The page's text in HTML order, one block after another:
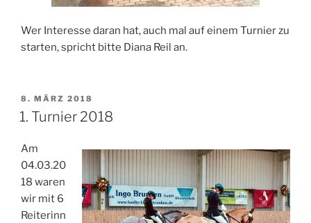
Wer Interesse daran hat, auch mal auf einem Turnier zu
starten, spricht bitte Diana Reil an.
VERÖFFENTLICHT
AM
8. MÄRZ 2018
1. Turnier 2018
Am
04.03.20
18 waren
wir mit 6
Reiterinn